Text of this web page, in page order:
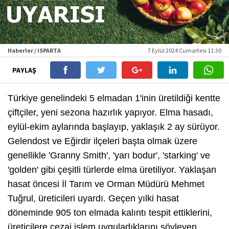
Haberler / ISPARTA 7 Eylül 2024 Cumartesi 11:30
PAYLAŞ
Türkiye genelindeki 5 elmadan 1'inin üretildiği kentte
çiftçiler, yeni sezona hazırlık yapıyor. Elma hasadı,
eylül-ekim aylarında başlayıp, yaklaşık 2 ay sürüyor.
Gelendost ve Eğirdir ilçeleri başta olmak üzere
genellikle 'Granny Smith', 'yarı bodur', 'starking' ve
'golden' gibi çeşitli türlerde elma üretiliyor. Yaklaşan
hasat öncesi İl Tarım ve Orman Müdürü Mehmet
Tuğrul, üreticileri uyardı. Geçen yılki hasat
döneminde 905 ton elmada kalıntı tespit ettiklerini,